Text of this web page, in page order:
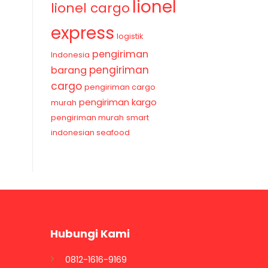
lionel cargo lionel
express logistik
Indonesia pengiriman
barang pengiriman
cargo pengiriman cargo
murah pengiriman kargo
pengiriman murah smart
indonesian seafood
Hubungi Kami
0812-1616-9169